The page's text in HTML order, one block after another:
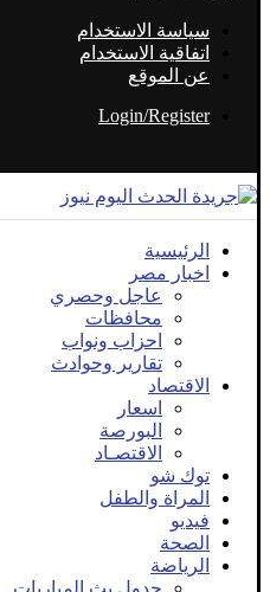
سياسة الاستخدام
اتفاقية الاستخدام
عن الموقع
Login/Register
الرئيسية
اخبار مصر
عاجل وحصري
محافظات
احزاب ونواب
تقارير وحوادث
الاقتصاد
اسعار
البورصة
الاقتصـاد
توك شو
المراة والطفل
فيديو
الصحة
الرياضة
جدول بث المباريات